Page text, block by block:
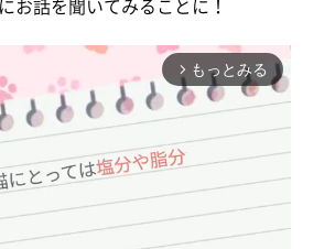
お話を聞いてみることに！
arrow_forward_ios もっとみる